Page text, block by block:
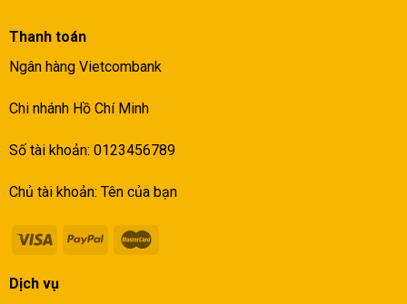
Thanh toán
Ngân hàng Vietcombank
Chi nhánh Hồ Chí Minh
Số tài khoản: 0123456789
Chủ tài khoản: Tên của bạn
Dịch vụ